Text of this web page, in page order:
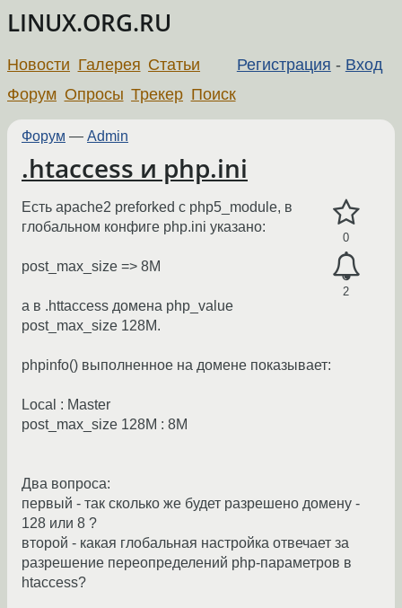
LINUX.ORG.RU
Регистрация - Вход
Новости Галерея Статьи
Форум Опросы Трекер Поиск
Форум — Admin
.htaccess и php.ini
0
2
Есть apache2 preforked с php5_module, в
глобальном конфиге php.ini указано:
post_max_size => 8M
а в .httaccess домена php_value
post_max_size 128M.
phpinfo() выполненное на домене показывает:
Local : Master
post_max_size 128M : 8M
Два вопроса:
первый - так сколько же будет разрешено домену -
128 или 8 ?
второй - какая глобальная настройка отвечает за
разрешение переопределений php-параметров в
htaccess?